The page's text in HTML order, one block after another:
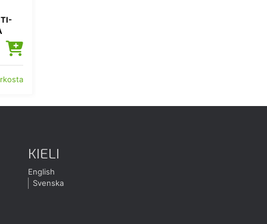
KIELI
English
Svenska